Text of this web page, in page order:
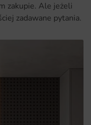
zakupie. Ale jeżeli
zadawane pytania.